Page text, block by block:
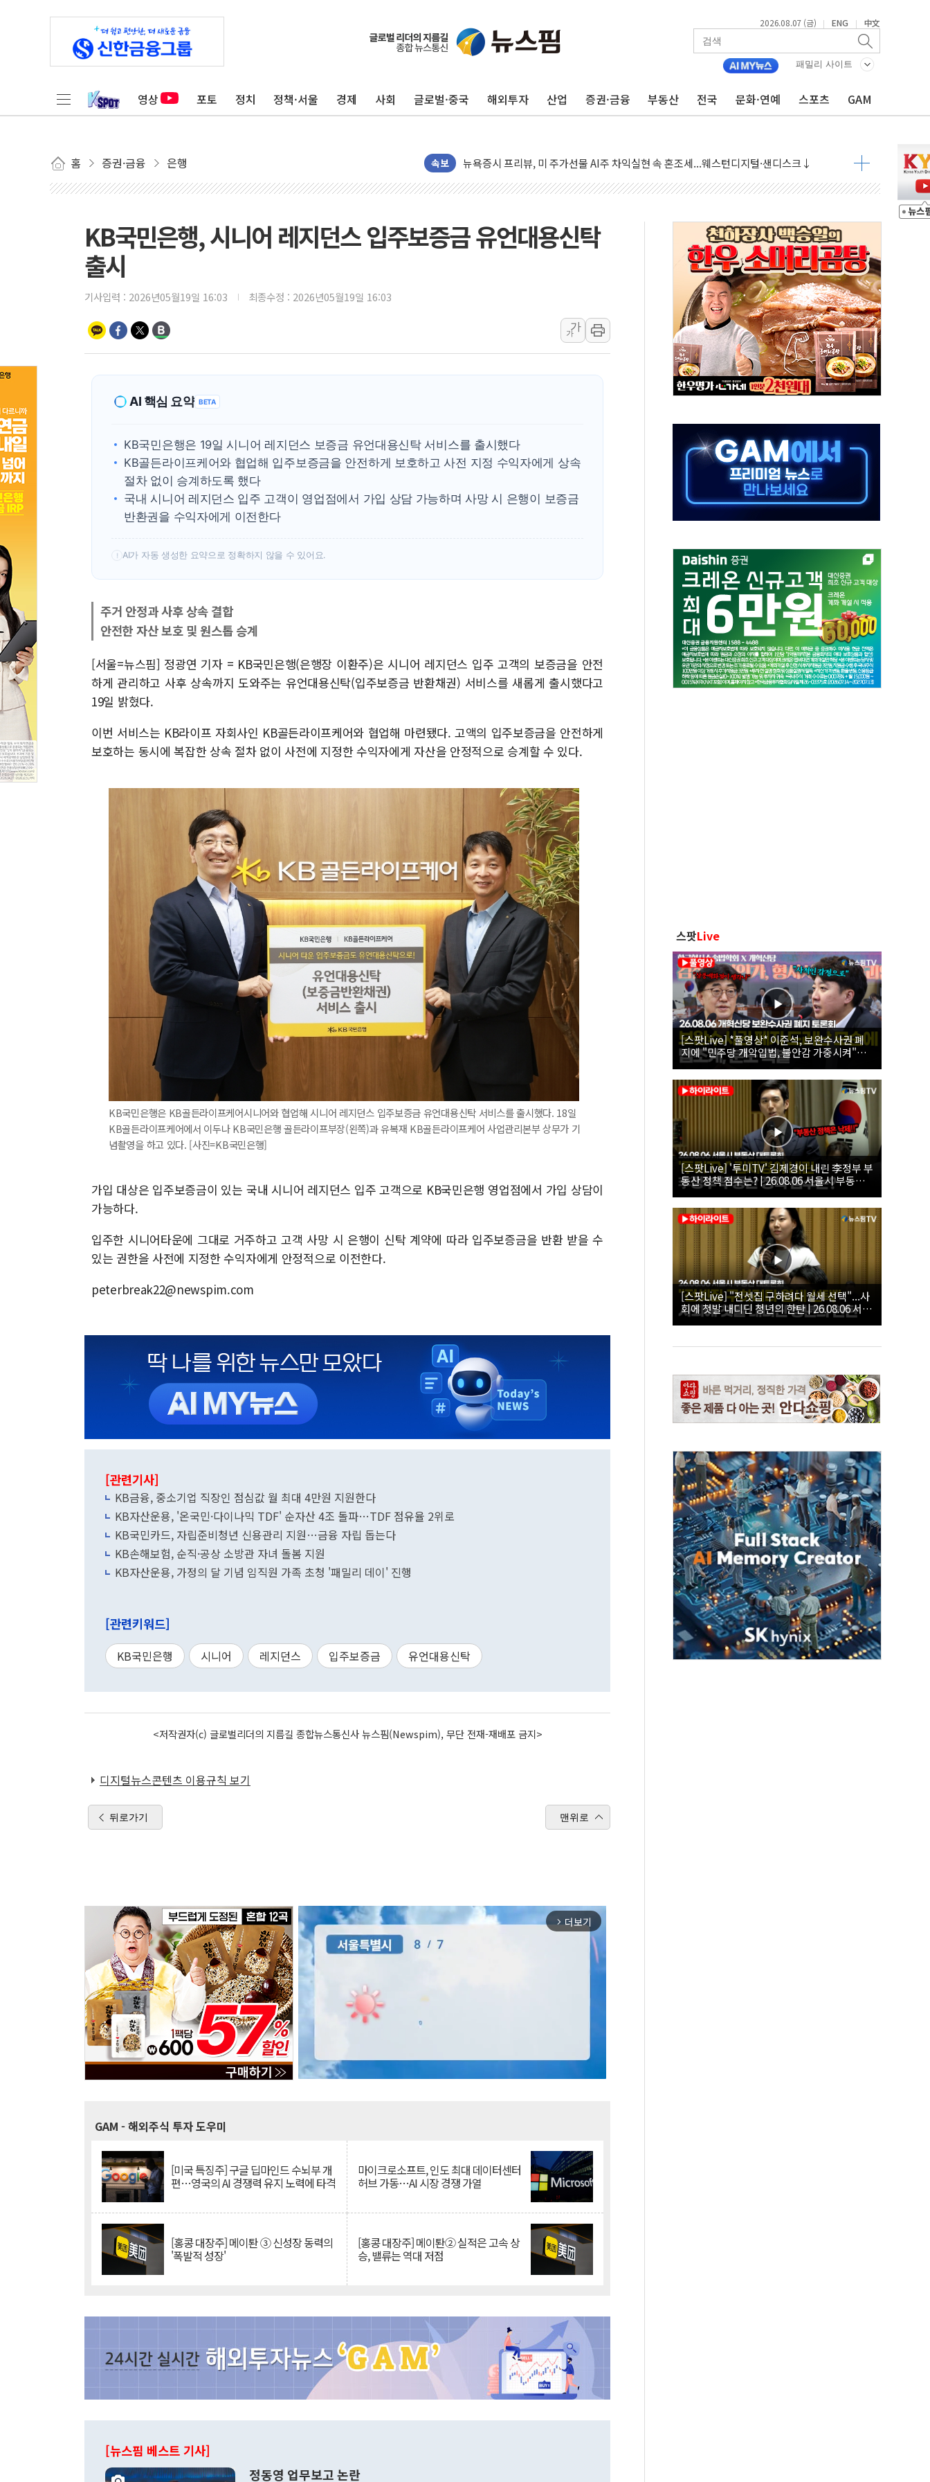
2026.08.07 (금) | ENG | 中文
패밀리 사이트
영상 포토 정치 정책·서울 경제 사회 글로벌·중국 해외투자 산업 증권·금융 부동산 전국 문화·연예 스포츠 GAM
홈 증권·금융 은행 속보
유럽증시, 견조한 실적 소화하며 대부분 상승… "2분기 기업 순이익 21% 증가" 전망
리투아니아 국방 "러, 우크라 드론으로 나토 회원국 공격 검토… 거짓 깃발 작전"
뉴욕증시 개장 전 특징주...모더나·아이온큐·도어대시↑ VS 샌디스크·피그마·앱러빈↓
김정관 장관 "영업이익 N% 성과급 반대…상법·자본시장법 개정 논의"
청와대, 북한 단거리 탄도미사일 발사에 긴급 안보 점검회의
금값 7주 만에 최고…美 고용 둔화·호르무즈 재개방 기대에 강세
러, 1인칭시점 드론으로 우크라 민간인 '사파리' 공격… 시민들 공포감 극대화 전략
[베트남 증시] 지수 하락 속 'DGC' 임시 주총 기대감에 홀로 상한가…마진 잔액은 사상 최고
'월가의 황제' 다이먼 "금융시장 레버리지 위험수위…숨은 차입이 더 큰 변수"
양주 섬유염색공장서 화재 1명 중상…대응 1단계 진압 중
김정관 산업부 장관 "주 52시간 손봐야, 경쟁상대 中과 비교해야"
해군 1함대 창설 80주년…지역과 함께하는 '선봉'의 대민 봉사
[3보] 북, 원산서 동해로 단거리 탄도미사일 1발 발사… 올해 10번째·42일 만 도발
우크라 드론 전술, 중남미 콜롬비아에 새 안보 위기… 반군·마약카르텔이 습득해 전투 활용
구미 폐염산처리업체서 불 2시간30여분만에 진화...외국인 노동자 숨져
KB국민은행, 시니어 레지던스 입주보증금 유언대용신탁
출시
기사입력 : 2026년05월19일 16:03 최종수정 : 2026년05월19일 16:03
가
가
AI 핵심 요약 BETA
KB국민은행은 19일 시니어 레지던스 보증금 유언대용신탁 서비스를 출시했다
KB골든라이프케어와 협업해 입주보증금을 안전하게 보호하고 사전 지정 수익자에게 상속
절차 없이 승계하도록 했다
국내 시니어 레지던스 입주 고객이 영업점에서 가입 상담 가능하며 사망 시 은행이 보증금
반환권을 수익자에게 이전한다
! AI가 자동 생성한 요약으로 정확하지 않을 수 있어요.
주거 안정과 사후 상속 결합
안전한 자산 보호 및 원스톱 승계
[서울=뉴스핌] 정광연 기자 = KB국민은행(은행장 이환주)은 시니어 레지던스 입주 고객의 보증금을 안전
하게 관리하고 사후 상속까지 도와주는 유언대용신탁(입주보증금 반환채권) 서비스를 새롭게 출시했다고
19일 밝혔다.
이번 서비스는 KB라이프 자회사인 KB골든라이프케어와 협업해 마련됐다. 고액의 입주보증금을 안전하게
보호하는 동시에 복잡한 상속 절차 없이 사전에 지정한 수익자에게 자산을 안정적으로 승계할 수 있다.
KB국민은행은 KB골든라이프케어시니어와 협업해 시니어 레지던스 입주보증금 유언대용신탁 서비스를 출시했다. 18일
KB골든라이프케어에서 이두나 KB국민은행 골든라이프부장(왼쪽)과 유복재 KB골든라이프케어 사업관리본부 상무가 기
념촬영을 하고 있다. [사진=KB국민은행]
가입 대상은 입주보증금이 있는 국내 시니어 레지던스 입주 고객으로 KB국민은행 영업점에서 가입 상담이
가능하다.
입주한 시니어타운에 그대로 거주하고 고객 사망 시 은행이 신탁 계약에 따라 입주보증금을 반환 받을 수
있는 권한을 사전에 지정한 수익자에게 안정적으로 이전한다.
peterbreak22@newspim.com
[관련기사]
KB금융, 중소기업 직장인 점심값 월 최대 4만원 지원한다
KB자산운용, '온국민·다이나믹 TDF' 순자산 4조 돌파…TDF 점유율 2위로
KB국민카드, 자립준비청년 신용관리 지원…금융 자립 돕는다
KB손해보험, 순직·공상 소방관 자녀 돌봄 지원
KB자산운용, 가정의 달 기념 임직원 가족 초청 '패밀리 데이' 진행
[관련키워드]
KB국민은행 시니어 레지던스 입주보증금 유언대용신탁
<저작권자(c) 글로벌리더의 지름길 종합뉴스통신사 뉴스핌(Newspim), 무단 전재-재배포 금지>
디지털뉴스콘텐츠 이용규칙 보기
뒤로가기 맨위로
arrow_forward_ios 더보기
GAM - 해외주식 투자 도우미
[미국 특징주] 구글 딥마인드 수뇌부 개
편…영국의 AI 경쟁력 유지 노력에 타격
마이크로소프트, 인도 최대 데이터센터
허브 가동…AI 시장 경쟁 가열
[홍콩 대장주] 메이퇀 ③ 신성장 동력의
'폭발적 성장'
[홍콩 대장주] 메이퇀② 실적은 고속 상
승, 밸류는 역대 저점
[뉴스핌 베스트 기사]
정동영 업무보고 논란
스팟Live
[스팟Live] *풀영상* 이준석, 보완수사권 폐
지에 "민주당 개악입법, 불안감 가중시켜"｜
26.08.06 개혁신당 보완수사권 폐지 토론회
[스팟Live] '투미TV' 김제경이 내린 李정부 부
동산 정책 점수는? | 26.08.06 서울시 부동산
대토론회
[스팟Live] "전셋집 구하려다 월세 선택"...사
회에 첫발 내디딘 청년의 한탄 | 26.08.06 서울
시 부동산 대토론회